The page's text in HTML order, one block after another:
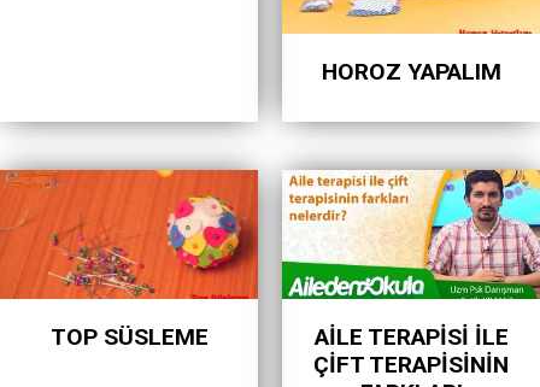
HOROZ YAPALIM
TOP SÜSLEME
AILE TERAPISI ILE
ÇIFT TERAPISININ